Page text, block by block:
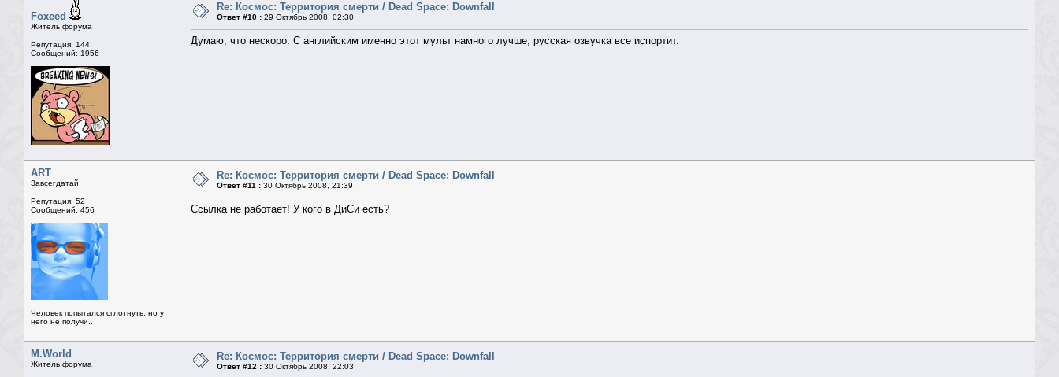
Foxeed
Житель форума
Репутация: 144
Сообщений: 1956
Re: Космос: Территория смерти / Dead Space: Downfall
Ответ #10 : 29 Октябрь 2008, 02:30
Думаю, что нескоро. С английским именно этот мульт намного лучше, русская озвучка все испортит.
ART
Завсегдатай
Репутация: 52
Сообщений: 456
Человек попытался сглотнуть, но у
него не получи..
Re: Космос: Территория смерти / Dead Space: Downfall
Ответ #11 : 30 Октябрь 2008, 21:39
Ссылка не работает! У кого в ДиСи есть?
M.World
Житель форума
Re: Космос: Территория смерти / Dead Space: Downfall
Ответ #12 : 30 Октябрь 2008, 22:03